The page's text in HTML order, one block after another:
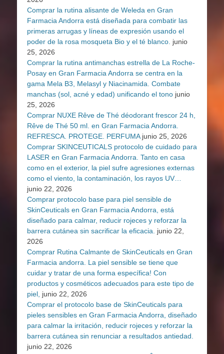
Comprar la rutina alisante de Weleda en Gran
Farmacia Andorra está diseñada para combatir las
primeras arrugas y líneas de expresión usando el
poder de la rosa mosqueta Bio y el té blanco. junio
25, 2026
Comprar la rutina antimanchas estrella de La Roche-
Posay en Gran Farmacia Andorra se centra en la
gama Mela B3, Melasyl y Niacinamida. Combate
manchas (sol, acné y edad) unificando el tono junio
25, 2026
Comprar NUXE Rêve de Thé déodorant frescor 24 h,
Rêve de Thé 50 ml. en Gran Farmacia Andorra.
REFRESCA. PROTEGE. PERFUMA junio 25, 2026
Comprar SKINCEUTICALS protocolo de cuidado para
LASER en Gran Farmacia Andorra. Tanto en casa
como en el exterior, la piel sufre agresiones externas
como el viento, la contaminación, los rayos UV…
junio 22, 2026
Comprar protocolo base para piel sensible de
SkinCeuticals en Gran Farmacia Andorra, está
diseñado para calmar, reducir rojeces y reforzar la
barrera cutánea sin sacrificar la eficacia.
junio 22,
2026
Comprar Rutina Calmante de SkinCeuticals en Gran
Farmacia andorra. La piel sensible se tiene que
cuidar y tratar de una forma específica! Con
productos y cosméticos adecuados para este tipo de
piel, junio 22, 2026
Comprar el protocolo base de SkinCeuticals para
pieles sensibles en Gran Farmacia Andorra, diseñado
para calmar la irritación, reducir rojeces y reforzar la
barrera cutánea sin renunciar a resultados antiedad.
junio 22, 2026